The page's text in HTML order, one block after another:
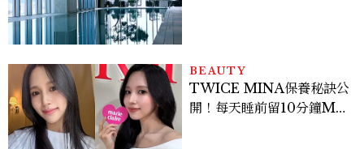
BEAUTY
TWICE MINA保養秘訣公
開！每天睡前留10分鐘ME